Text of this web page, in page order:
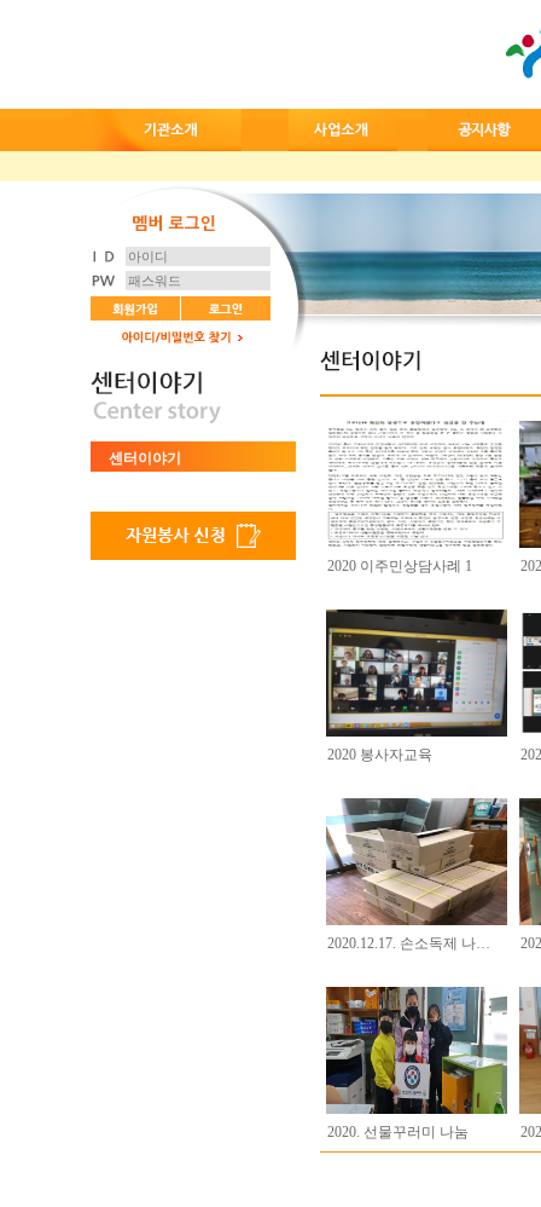
센터이야기
2020 이주민상담사례 1
2020 봉사자교육
2020.12.17. 손소독제 나…
2020. 선물꾸러미 나눔